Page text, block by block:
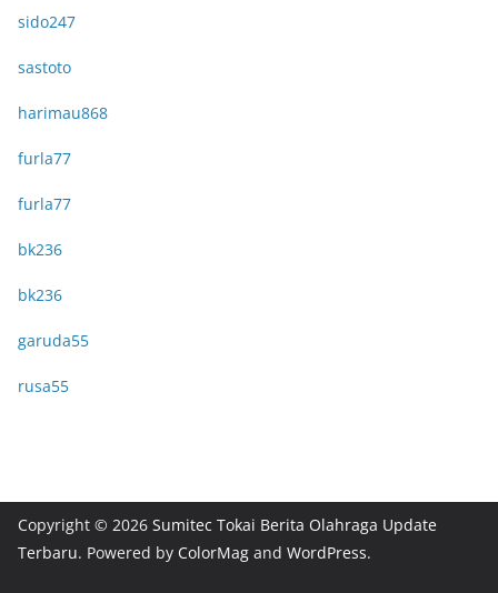
sido247
sastoto
harimau868
furla77
furla77
bk236
bk236
garuda55
rusa55
Copyright © 2026 Sumitec Tokai Berita Olahraga Update
Terbaru. Powered by ColorMag and WordPress.